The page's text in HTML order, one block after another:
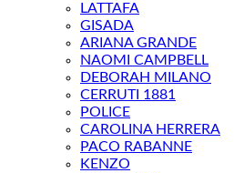
LATTAFA
GISADA
ARIANA GRANDE
NAOMI CAMPBELL
DEBORAH MILANO
CERRUTI 1881
POLICE
CAROLINA HERRERA
PACO RABANNE
KENZO